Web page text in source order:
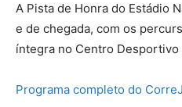
A Pista de Honra do Estádio
e de chegada, com os
íntegra no Centro Desportivo
Programa completo do